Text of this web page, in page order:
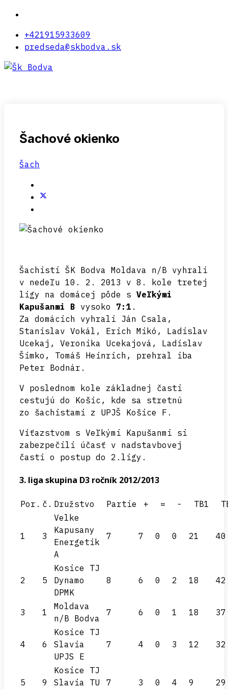
+421915933609
predseda@skbodva.sk
Šachové okienko
Šach
Šachisti ŠK Bodva Moldava n/B vyhrali
v nedeľu 10. 2. 2013 v 8. kole tretej
ligy na domácej pôde s Veľkými
Kapušanmi B vysoko 7:1 .
Za domácich vyhrali Ján Csala,
Stanislav Vokál, Erich Mikó, Ladislav
Ucekaj, Veronika Ucekajová, Ladislav
Šimko, Tomáš Heinrich, prehral iba
Peter Bodnár.
V poslednom kole základnej časti
cestujú do Košic, kde sa stretnú
zo šachistami z UPJŠ Košice F.
Víťazstvom s Veľkými Kapušanmi si
zabezpečili účasť v nadstavbovej
časti o postup do 2.ligy.
3. liga skupina D3 ročník 2012/2013
Por. č. Družstvo Partie + = - TB1
1 3
Velke
Kapusany
Energetik
A
7 7 0 0 21
2 5
Kosice TJ
Dynamo
DPMK
8 6 0 2 18
3 1
Moldava
n/B Bodva
7 6 0 1 18
4 6
Kosice TJ
Slavia
UPJS E
7 4 0 3 12
5 9
Kosice TJ
Slavia TU
7 3 0 4 9